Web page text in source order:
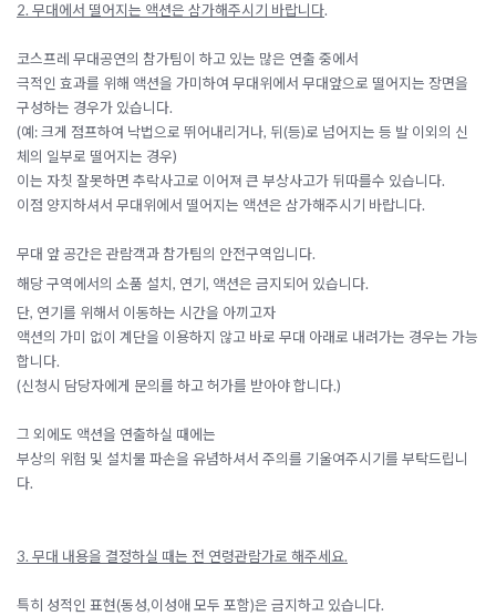
2. 무대에서 떨어지는 액션은 삼가해주시기 바랍니다.
코스프레 무대공연의 참가팀이 하고 있는 많은 연출 중에서
극적인 효과를 위해 액션을 가미하여 무대위에서 무대앞으로 떨어지는 장면을
구성하는 경우가 있습니다.
(예: 크게 점프하여 낙법으로 뛰어내리거나, 뒤(등)로 넘어지는 등 발 이외의 신
체의 일부로 떨어지는 경우)
이는 자칫 잘못하면 추락사고로 이어져 큰 부상사고가 뒤따를수 있습니다.
이점 양지하셔서 무대위에서 떨어지는 액션은 삼가해주시기 바랍니다.
무대 앞 공간은 관람객과 참가팀의 안전구역입니다.
해당 구역에서의 소품 설치, 연기, 액션은 금지되어 있습니다.
단, 연기를 위해서 이동하는 시간을 아끼고자
액션의 가미 없이 계단을 이용하지 않고 바로 무대 아래로 내려가는 경우는 가능
합니다.
(신청시 담당자에게 문의를 하고 허가를 받아야 합니다.)
그 외에도 액션을 연출하실 때에는
부상의 위험 및 설치물 파손을 유념하셔서 주의를 기울여주시기를 부탁드립니
다.
3. 무대 내용을 결정하실 때는 전 연령관람가로 해주세요.
특히 성적인 표현(동성,이성애 모두 포함)은 금지하고 있습니다.